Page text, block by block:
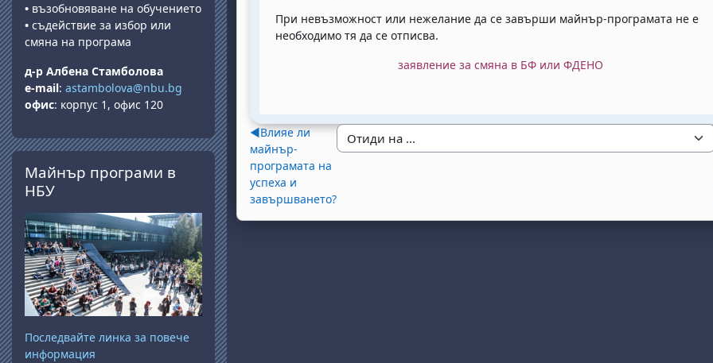
При невъзможност или нежелание да се завърши майнър-програмата не е
необходимо тя да се отписва.
заявление за смяна в БФ или ФДЕНО
◀︎Влияе ли
майнър-
програмата на
успеха и
завършването?
• възобновяване на обучението
• съдействие за избор или
смяна на програма
д-р Албена Стамболова
e-mail: astambolova@nbu.bg
офис: корпус 1, офис 120
Прескочи Майнър програми в НБУ
Майнър програми в
НБУ
Последвайте линка за повече
информация